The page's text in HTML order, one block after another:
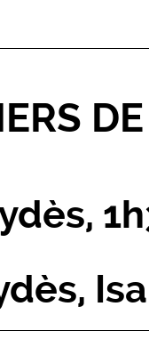
,